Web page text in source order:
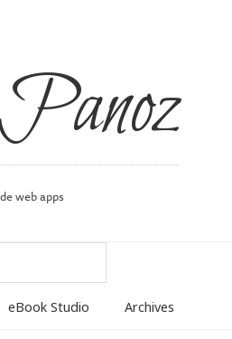
web apps
eBook Studio Archives